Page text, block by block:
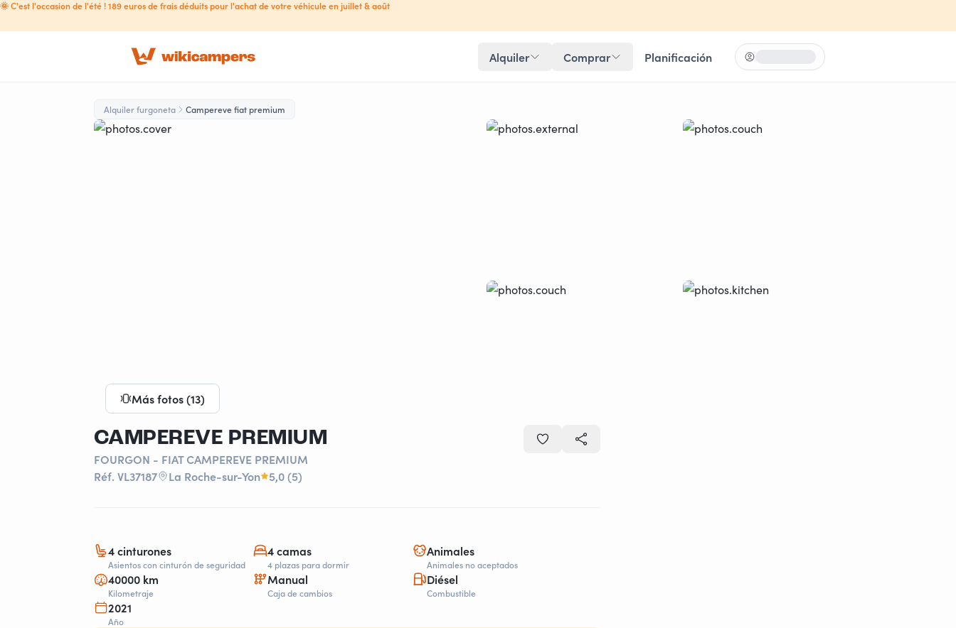
🌞 C'est l'occasion de l'été ! 189 euros de frais déduits pour l'achat de votre véhicule en juillet & août
Alquiler Comprar Planificación Loading...
Alquiler furgoneta Campereve fiat premium
Más fotos (13)
CAMPEREVE PREMIUM
FOURGON - FIAT CAMPEREVE PREMIUM
Réf. VL37187
La Roche-sur-Yon 5,0 (5)
4 cinturones
Asientos con cinturón de seguridad
4 camas
4 plazas para dormir
Animales
Animales no aceptados
40000 km
Kilometraje
Manual
Caja de cambios
Diésel
Combustible
2021
Año